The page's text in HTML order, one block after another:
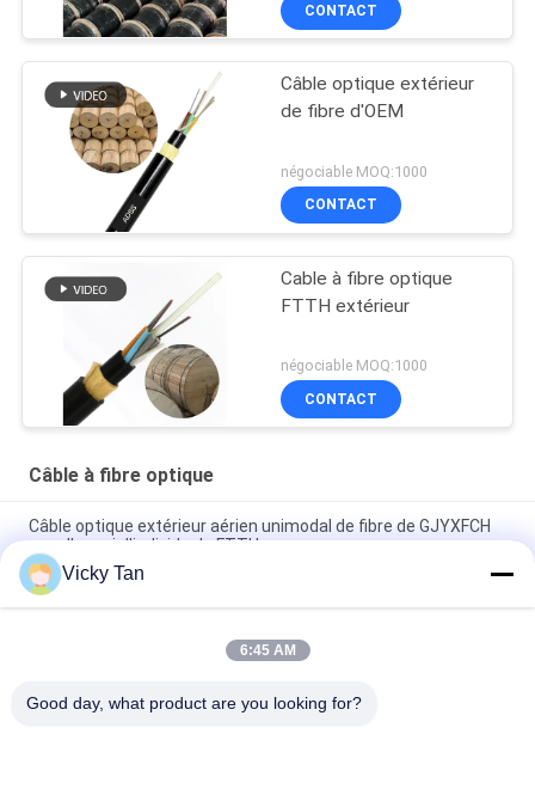
CONTACT
Câble optique extérieur
de fibre d'OEM
négociable MOQ:1000
CONTACT
Cable à fibre optique
FTTH extérieur
négociable MOQ:1000
CONTACT
Câble à fibre optique
Câble optique extérieur aérien unimodal de fibre de GJYXFCH
pour l'appui d'individu de FTTH
Noyau du noyau 96 du noyau 48 du câble à fibres optiques 24
de fibre de gaine de double d'ADSS
GYXTC8S 12 24 câbles extérieurs de correction de fibre du
Vicky Tan
6:45 AM
Good day, what product are you looking for?